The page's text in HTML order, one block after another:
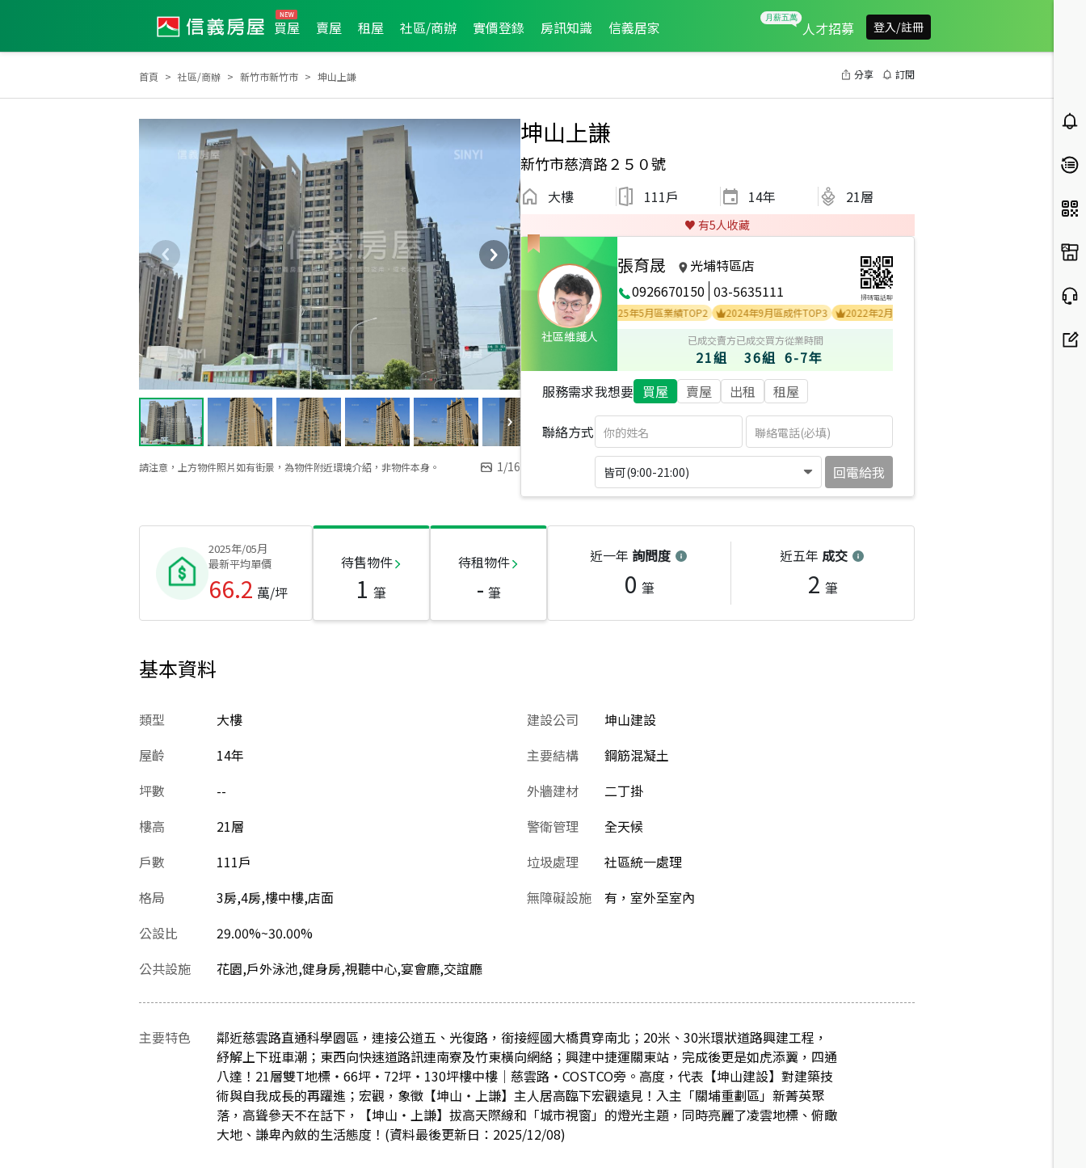
買屋 賣屋 租屋 社區/商辦 實價登錄 房訊知識 信義居家 人才招募 登入/註冊
首頁 社區/商辦 新竹市新竹市 坤山上謙 分享 訂閱
請注意，上方物件照片如有街景，為物件附近環境介紹，非物件本身。 1/16
坤山上謙
新竹市慈濟路２５０號
大樓 111戶 14年 21層
♥️ 有5人收藏
社區維護人
張育晟
光埔特區店
0926670150 03-5635111 掃碼電話聊
2025年5月區業績TOP2 2024年9月區成件TOP3 2022年2月區成件TOP2
已成交賣方
21組
已成交買方
36組
從業時間
6-7年
服務需求我想要 買屋 賣屋 出租 租屋
聯絡方式
皆可(9:00-21:00) 回電給我
2025年/05月
最新平均單價
66.2 萬/坪
待售物件
1 筆
待租物件
- 筆
近一年 詢問度
0 筆
近五年 成交
2 筆
基本資料
類型
大樓
屋齡
14年
坪數
--
樓高
21層
戶數
111戶
格局
3房,4房,樓中樓,店面
公設比
29.00%~30.00%
建設公司
坤山建設
主要結構
鋼筋混凝土
外牆建材
二丁掛
警衛管理
全天候
垃圾處理
社區統一處理
無障礙設施
有，室外至室內
公共設施 花園,戶外泳池,健身房,視聽中心,宴會廳,交誼廳
主要特色
鄰近慈雲路直通科學園區，連接公道五、光復路，銜接經國大橋貫穿南北；20米、30米環狀道路興建工程，
紓解上下班車潮；東西向快速道路訊連南寮及竹東橫向網絡；興建中捷運關東站，完成後更是如虎添翼，四通
八達！21層雙T地標‧66坪‧72坪‧130坪樓中樓│慈雲路‧COSTCO旁。高度，代表【坤山建設】對建築技
術與自我成長的再躍進；宏觀，象徵【坤山‧上謙】主人居高臨下宏觀遠見！入主「關埔重劃區」新菁英聚
落，高聳參天不在話下，【坤山‧上謙】拔高天際線和「城市視窗」的燈光主題，同時亮麗了凌雲地標、俯瞰
大地、謙卑內斂的生活態度！(資料最後更新日：2025/12/08)